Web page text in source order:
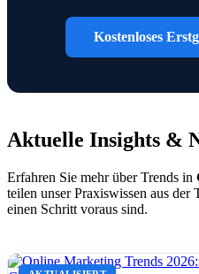
Kostenloses
Aktuelle Insights &
Erfahren Sie mehr über Trends in
teilen unser Praxiswissen aus
einen Schritt voraus sind.